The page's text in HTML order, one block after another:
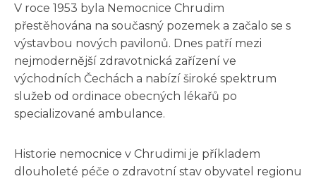
V roce 1953 byla Nemocnice Chrudim
přestěhována na současný pozemek a začalo se s
výstavbou nových pavilonů. Dnes patří mezi
nejmodernější zdravotnická zařízení ve
východních Čechách a nabízí široké spektrum
služeb od ordinace obecných lékařů po
specializované ambulance.
Historie nemocnice v Chrudimi je příkladem
dlouholeté péče o zdravotní stav obyvatel regionu